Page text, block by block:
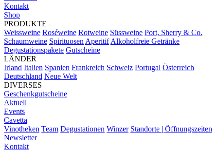
Kontakt
Shop
PRODUKTE
Weissweine Roséweine Rotweine Süssweine Port, Sherry & Co.
Schaumweine Spirituosen Aperitif Alkoholfreie Getränke
Degustationspakete Gutscheine
LÄNDER
Irland Italien Spanien Frankreich Schweiz Portugal Österreich
Deutschland Neue Welt
DIVERSES
Geschenkgutscheine
Aktuell
Events
Cavetta
Vinotheken Team Degustationen Winzer Standorte | Öffnungszeiten
Newsletter
Kontakt